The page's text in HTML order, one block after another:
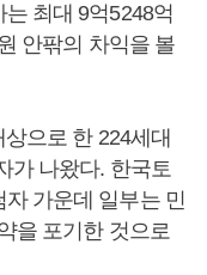
최대 9억5248억
안팎의 차익을 볼
으로 한 224세대
가 나왔다. 한국토
가운데 일부는 민
을 포기한 것으로